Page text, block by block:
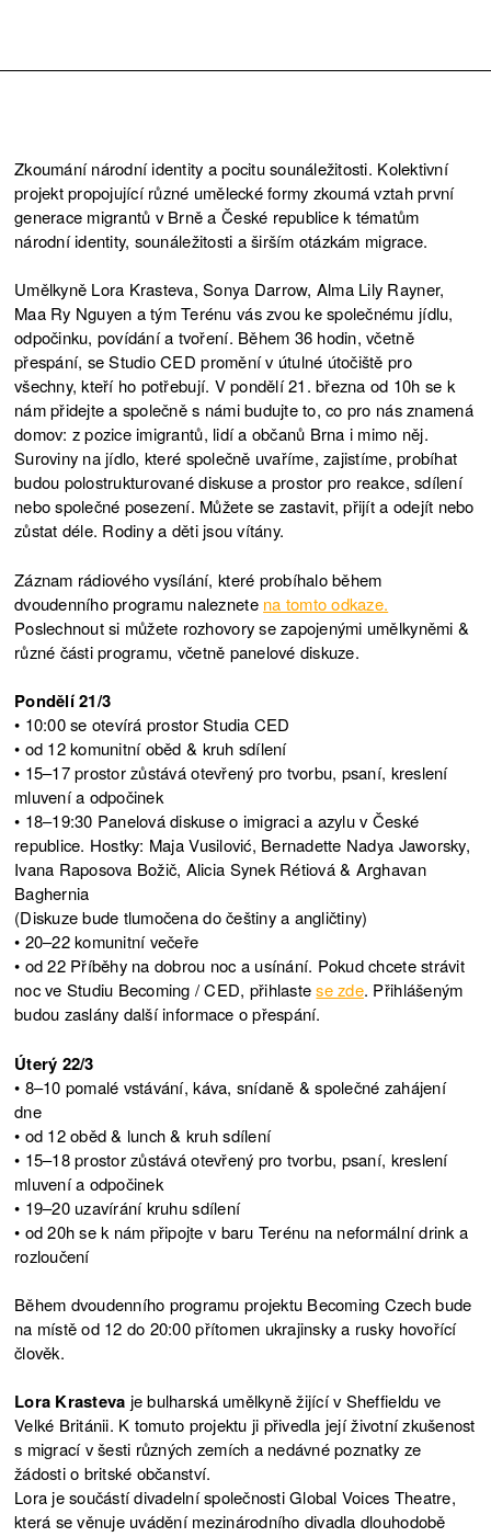
Zkoumání národní identity a pocitu sounáležitosti. Kolektivní
projekt propojující různé umělecké formy zkoumá vztah první
generace migrantů v Brně a České republice k tématům
národní identity, sounáležitosti a širším otázkám migrace.
Umělkyně Lora Krasteva, Sonya Darrow, Alma Lily Rayner,
Maa Ry Nguyen a tým Terénu vás zvou ke společnému jídlu,
odpočinku, povídání a tvoření. Během 36 hodin, včetně
přespání, se Studio CED promění v útulné útočiště pro
všechny, kteří ho potřebují. V pondělí 21. března od 10h se k
nám přidejte a společně s námi budujte to, co pro nás znamená
domov: z pozice imigrantů, lidí a občanů Brna i mimo něj.
Suroviny na jídlo, které společně uvaříme, zajistíme, probíhat
budou polostrukturované diskuse a prostor pro reakce, sdílení
nebo společné posezení. Můžete se zastavit, přijít a odejít nebo
zůstat déle. Rodiny a děti jsou vítány.
Záznam rádiového vysílání, které probíhalo během
dvoudenního programu naleznete na tomto odkaze.
Poslechnout si můžete rozhovory se zapojenými umělkyněmi &
různé části programu, včetně panelové diskuze.
Pondělí 21/3
• 10:00 se otevírá prostor Studia CED
• od 12 komunitní oběd & kruh sdílení
• 15–17 prostor zůstává otevřený pro tvorbu, psaní, kreslení
mluvení a odpočinek
• 18–19:30 Panelová diskuse o imigraci a azylu v České
republice. Hostky: Maja Vusilović, Bernadette Nadya Jaworsky,
Ivana Raposova Božič, Alicia Synek Rétiová & Arghavan
Baghernia
(Diskuze bude tlumočena do češtiny a angličtiny)
• 20–22 komunitní večeře
• od 22 Příběhy na dobrou noc a usínání. Pokud chcete strávit
noc ve Studiu Becoming / CED, přihlastese zde. Přihlášeným
budou zaslány další informace o přespání.
Úterý 22/3
• 8–10 pomalé vstávání, káva, snídaně & společné zahájení
dne
• od 12 oběd & lunch & kruh sdílení
• 15–18 prostor zůstává otevřený pro tvorbu, psaní, kreslení
mluvení a odpočinek
• 19–20 uzavírání kruhu sdílení
• od 20h se k nám připojte v baru Terénu na neformální drink a
rozloučení
Během dvoudenního programu projektu Becoming Czech bude
na místě od 12 do 20:00 přítomen ukrajinsky a rusky hovořící
člověk.
Lora Krasteva je bulharská umělkyně žijící v Sheffieldu ve
Velké Británii. K tomuto projektu ji přivedla její životní zkušenost
s migrací v šesti různých zemích a nedávné poznatky ze
žádosti o britské občanství.
Lora je součástí divadelní společnosti Global Voices Theatre,
která se věnuje uvádění mezinárodního divadla dlouhodobě